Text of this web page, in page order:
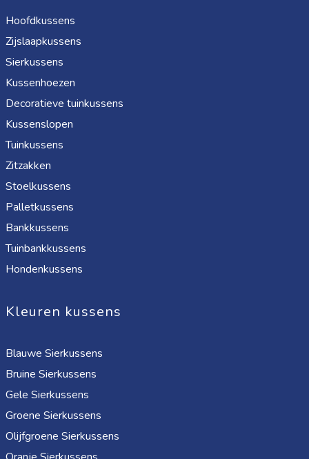
Hoofdkussens
Zijslaapkussens
Sierkussens
Kussenhoezen
Decoratieve tuinkussens
Kussenslopen
Tuinkussens
Zitzakken
Stoelkussens
Palletkussens
Bankkussens
Tuinbankkussens
Hondenkussens
Kleuren kussens
Blauwe Sierkussens
Bruine Sierkussens
Gele Sierkussens
Groene Sierkussens
Olijfgroene Sierkussens